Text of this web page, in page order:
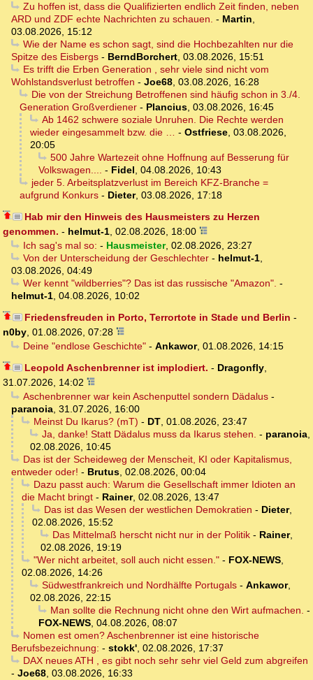
Zu hoffen ist, dass die Qualifizierten endlich Zeit finden, neben
ARD und ZDF echte Nachrichten zu schauen. - Martin,
03.08.2026, 15:12
Wie der Name es schon sagt, sind die Hochbezahlten nur die
Spitze des Eisbergs - BerndBorchert, 03.08.2026, 15:51
Es trifft die Erben Generation , sehr viele sind nicht vom
Wohlstandsverlust betroffen - Joe68, 03.08.2026, 16:28
Die von der Streichung Betroffenen sind häufig schon in 3./4.
Generation Großverdiener - Plancius, 03.08.2026, 16:45
Ab 1462 schwere soziale Unruhen. Die Rechte werden
wieder eingesammelt bzw. die … - Ostfriese, 03.08.2026,
20:05
500 Jahre Wartezeit ohne Hoffnung auf Besserung für
Volkswagen.... - Fidel, 04.08.2026, 10:43
jeder 5. Arbeitsplatzverlust im Bereich KFZ-Branche =
aufgrund Konkurs - Dieter, 03.08.2026, 17:18
Hab mir den Hinweis des Hausmeisters zu Herzen
genommen. - helmut-1, 02.08.2026, 18:00
Ich sag's mal so: - Hausmeister, 02.08.2026, 23:27
Von der Unterscheidung der Geschlechter- helmut-1,
03.08.2026, 04:49
Wer kennt "wildberries"? Das ist das russische "Amazon". -
helmut-1, 04.08.2026, 10:02
Friedensfreuden in Porto, Terrortote in Stade und Berlin -
n0by, 01.08.2026, 07:28
Deine "endlose Geschichte"- Ankawor, 01.08.2026, 14:15
Leopold Aschenbrenner ist implodiert. - Dragonfly,
31.07.2026, 14:02
Aschenbrenner war kein Aschenputtel sondern Dädalus-
paranoia, 31.07.2026, 16:00
Meinst Du Ikarus? (mT) - DT, 01.08.2026, 23:47
Ja, danke! Statt Dädalus muss da Ikarus stehen. - paranoia,
02.08.2026, 10:45
Das ist der Scheideweg der Menscheit, KI oder Kapitalismus,
entweder oder! - Brutus, 02.08.2026, 00:04
Dazu passt auch: Warum die Gesellschaft immer Idioten an
die Macht bringt - Rainer, 02.08.2026, 13:47
Das ist das Wesen der westlichen Demokratien - Dieter,
02.08.2026, 15:52
Das Mittelmaß herscht nicht nur in der Politik- Rainer,
02.08.2026, 19:19
"Wer nicht arbeitet, soll auch nicht essen."- FOX-NEWS,
02.08.2026, 14:26
Südwestfrankreich und Nordhälfte Portugals- Ankawor,
02.08.2026, 22:15
Man sollte die Rechnung nicht ohne den Wirt aufmachen. -
FOX-NEWS, 04.08.2026, 08:07
Nomen est omen? Aschenbrenner ist eine historische
Berufsbezeichnung: - stokk', 02.08.2026, 17:37
DAX neues ATH , es gibt noch sehr sehr viel Geld zum abgreifen
- Joe68, 03.08.2026, 16:33